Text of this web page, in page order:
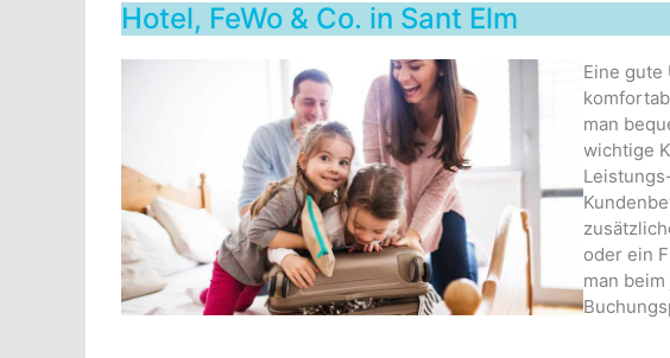
Hotel, FeWo & Co. in Sant Elm
Eine gute
man
wichtige
oder ein
man